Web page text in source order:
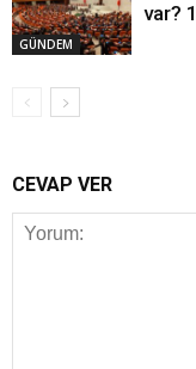
GÜNDEM
var?
CEVAP VER